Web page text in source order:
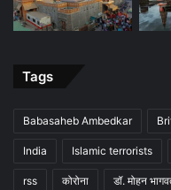
Tags
Babasaheb Ambedkar
India Islamic terrorists
rss कोरोना डॉ. मोहन